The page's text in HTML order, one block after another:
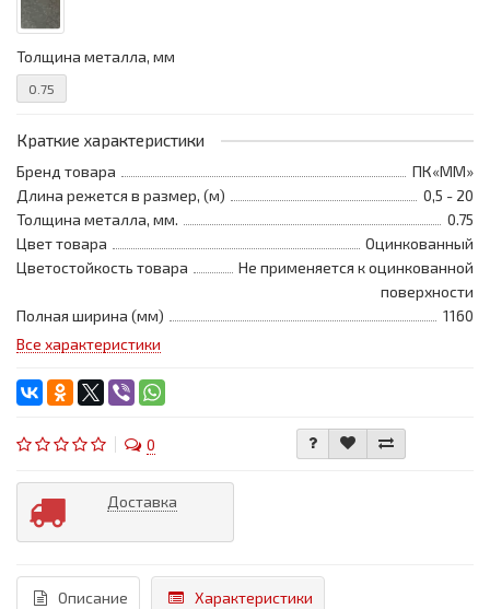
Толщина металла, мм
0.75
Краткие характеристики
Бренд товара
ПК«ММ»
Длина режется в размер, (м)
0,5 - 20
Толщина металла, мм.
0.75
Цвет товара
Оцинкованный
Цветостойкость товара
Не применяется к оцинкованной
поверхности
Полная ширина (мм)
1160
Все характеристики
0
Доставка
Описание Характеристики